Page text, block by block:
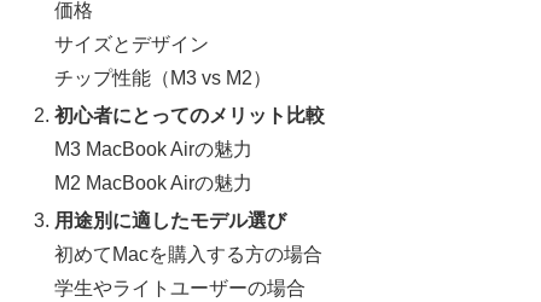
価格
サイズとデザイン
チップ性能（M3 vs M2）
初心者にとってのメリット比較
M3 MacBook Airの魅力
M2 MacBook Airの魅力
用途別に適したモデル選び
初めてMacを購入する方の場合
学生やライトユーザーの場合